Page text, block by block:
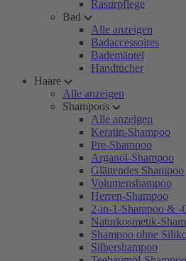
Rasurpflege
Bad
Alle anzeigen
Badaccessoires
Bademäntel
Handtücher
Haare
Alle anzeigen
Shampoos
Alle anzeigen
Keratin-Shampoo
Pre-Shampoo
Arganöl-Shampoo
Glättendes Shampoo
Volumenshampoo
Herren-Shampoo
2-in-1-Shampoo & -
Naturkosmetik-
Shampoo ohne
Silbershampoo